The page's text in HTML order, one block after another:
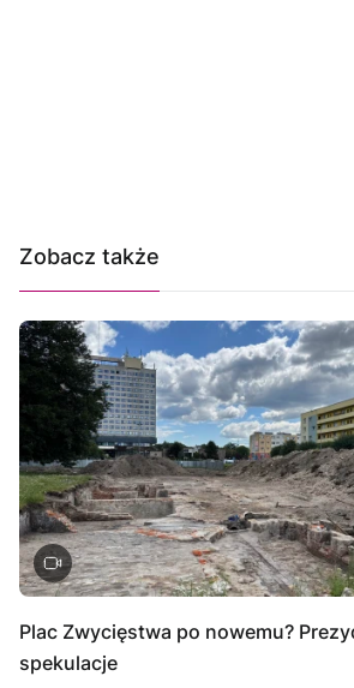
Zobacz także
Plac Zwycięstwa po nowemu?
spekulacje